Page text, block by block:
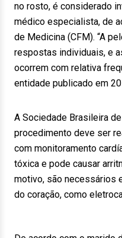
no rosto, é considerado
médico especialista, de
de Medicina (CFM). “A
respostas individuais, e
ocorrem com relativa
entidade publicado em
A Sociedade Brasileira
procedimento deve ser
com monitoramento
tóxica e pode causar
motivo, são necessários
do coração, como